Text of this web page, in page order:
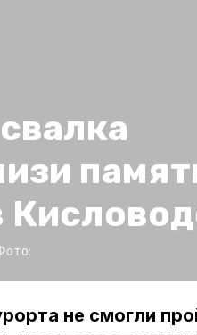
не смогли